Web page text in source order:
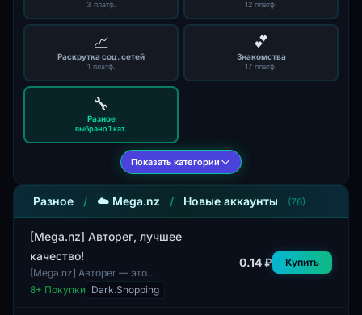
3 платф. 12 платф.
📈
Раскрутка соц. сетей
1 платф.
💕
Знакомства
17 платф.
🔧
Разное
выбрано 1 кат.
Показать категории
Разное / ☁️ Mega.nz / Новые аккаунты (76)
[Mega.nz] Авторег, лучшее
качество!
[Mega.nz] Авторег — это
аккаунт, который
обеспечивает автоматическую
8+ Покупки Dark.Shopping
0.14 ₽ Купить